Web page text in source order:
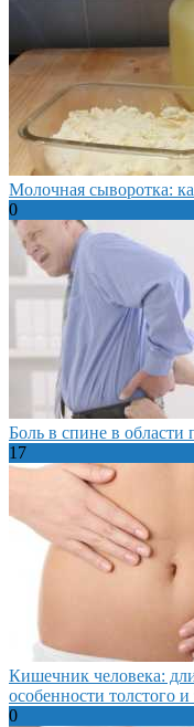
Молочная сыворотка:
0
Боль в спине в области
17
Кишечник человека:
особенности толстого
0